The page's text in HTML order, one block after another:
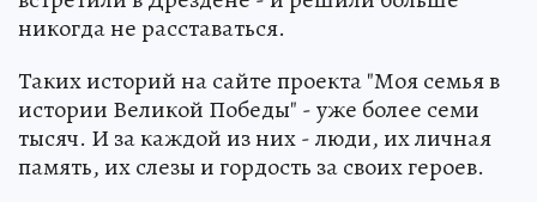
никогда не расставаться.
Таких историй на сайте проекта "Моя семья в
истории Великой Победы" - уже более семи
тысяч. И за каждой из них - люди, их личная
память, их слезы и гордость за своих героев.